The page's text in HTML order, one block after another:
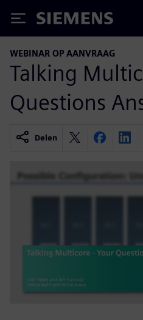
Siemens
WEBINAR OP AANVRAAG
Talking
Questions
Delen